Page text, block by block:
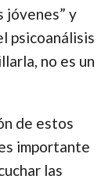
jóvenes” y
psicoanálisis
no es un
de estos
importante
las